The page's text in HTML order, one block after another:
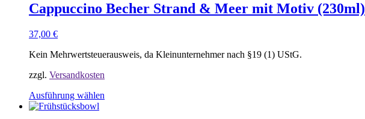
Cappuccino Becher Strand & Meer mit Motiv (230ml)
37,00 €
Kein Mehrwertsteuerausweis, da Kleinunternehmer nach §19 (1) UStG.
zzgl. Versandkosten
Ausführung wählen
Dieses